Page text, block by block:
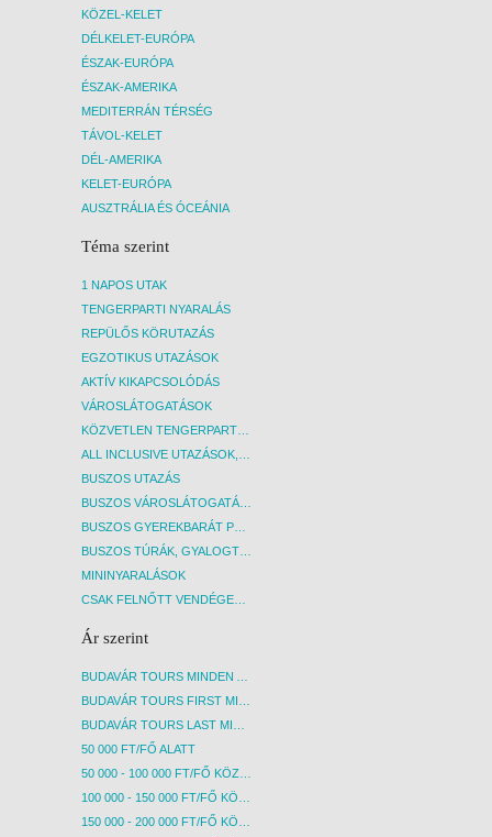
KÖZEL-KELET
DÉLKELET-EURÓPA
ÉSZAK-EURÓPA
ÉSZAK-AMERIKA
MEDITERRÁN TÉRSÉG
TÁVOL-KELET
DÉL-AMERIKA
KELET-EURÓPA
AUSZTRÁLIA ÉS ÓCEÁNIA
Téma szerint
1 NAPOS UTAK
TENGERPARTI NYARALÁS
REPÜLŐS KÖRUTAZÁS
EGZOTIKUS UTAZÁSOK
AKTÍV KIKAPCSOLÓDÁS
VÁROSLÁTOGATÁSOK
BUSZOS UTAZÁS
MININYARALÁSOK
Ár szerint
50 000 FT/FŐ ALATT